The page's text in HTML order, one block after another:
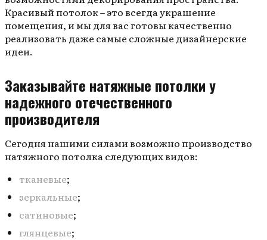
Красивый потолок – это всегда украшение
помещения, и мы для вас готовы качественно
реализовать даже самые сложные дизайнерские
идеи.
Заказывайте натяжные потолки у
надежного отечественного
производителя
Сегодня нашими силами возможно производство
натяжного потолка следующих видов:
тканевые;
зеркальные;
сатиновые;
глянцевые;